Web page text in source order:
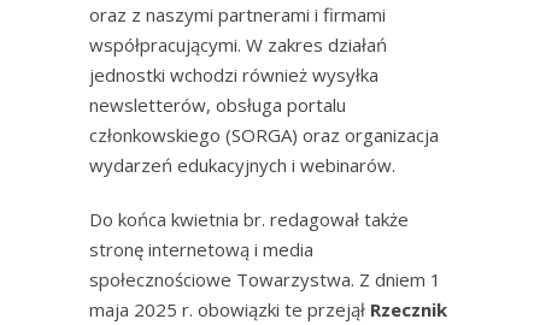
oraz z naszymi partnerami i firmami
współpracującymi. W zakres działań
jednostki wchodzi również wysyłka
newsletterów, obsługa portalu
członkowskiego (SORGA) oraz organizacja
wydarzeń edukacyjnych i webinarów.
Do końca kwietnia br. redagował także
stronę internetową i media
społecznościowe Towarzystwa. Z dniem 1
maja 2025 r. obowiązki te przejął Rzecznik